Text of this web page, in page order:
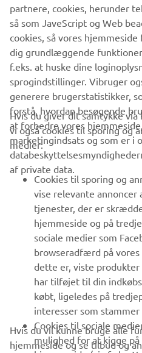
BESTIL
VIRKSOMHED
B2B
MERE YAMAHA
SUPPORT
NYHEDSBREV
Vær den første til at få besked
arrangementer, nye udgivelser og
partnere, cookies, herunder
så som JaveScript og Web
cookies, så vores
dig grundlæggende
f.eks. at huske dine
sprogindstillinger. Vibruger
generere brugerstatistikker,
forstå, hvordan besøgende
at forbedre vores
marketingindsats og som er i
af private data.
Hvis du giver dit samtykke
vi også cookies til sporing og
medier:
Cookies til sporing og
vise relevante annoncer
tjenester, der er
hjemmeside og på
sociale medier som
browseradfærd på
dette er, viste produkter
har tilføjet til din
købt, ligeledes på
interesser som
Cookies til sociale
mulighed for at kigge
Hvis du vil kunne bruge alle
hjemmeside og se tilbud og